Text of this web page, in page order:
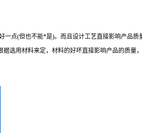
点(但也不能*是)。而且设计工艺直接影响产品质
用材料来定，材料的好坏直接影响产品的质量